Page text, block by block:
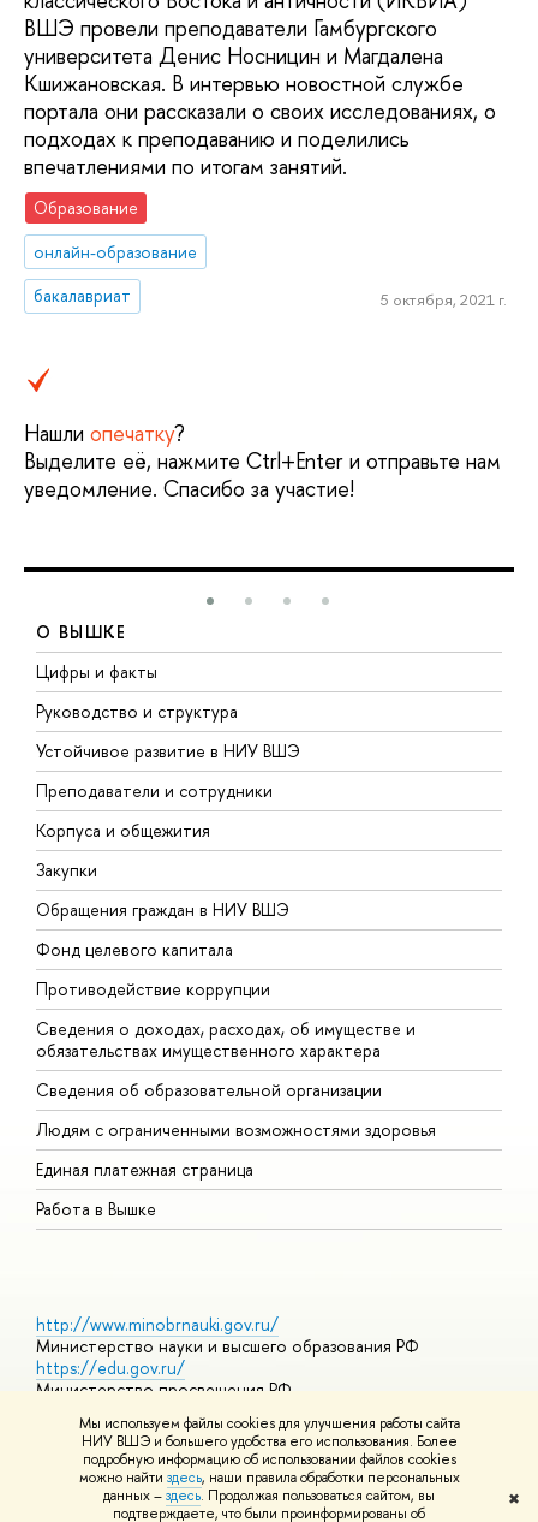
Мы используем файлы cookies для улучшения работы сайта
НИУ ВШЭ и большего удобства его использования. Более
подробную информацию об использовании файлов cookies
можно найти здесь, наши правила обработки персональных
данных –здесь. Продолжая пользоваться сайтом, вы
подтверждаете, что были проинформированы об
✖
ВШЭ провели преподаватели Гамбургского
университета Денис Носницин и Магдалена
Кшижановская. В интервью новостной службе
портала они рассказали о своих исследованиях, о
подходах к преподаванию и поделились
впечатлениями по итогам занятий.
Образование
онлайн-образование
бакалавриат
5 октября, 2021 г.
Нашли опечатку?
Выделите её, нажмите Ctrl+Enter и отправьте нам
уведомление. Спасибо за участие!
О ВЫШКЕ
Цифры и факты
Руководство и структура
Устойчивое развитие в НИУ ВШЭ
Преподаватели и сотрудники
Корпуса и общежития
Закупки
Обращения граждан в НИУ ВШЭ
Фонд целевого капитала
Противодействие коррупции
Сведения о доходах, расходах, об имуществе и
обязательствах имущественного характера
Сведения об образовательной организации
Людям с ограниченными возможностями здоровья
Единая платежная страница
Работа в Вышке
http://www.minobrnauki.gov.ru/
Министерство науки и высшего образования РФ
https://edu.gov.ru/
Министерство просвещения РФ
https://elearning.hse.ru/mooc
Массовые открытые онлайн-курсы
© НИУ ВШЭ 1993–2026 Адреса и контактыУсловия